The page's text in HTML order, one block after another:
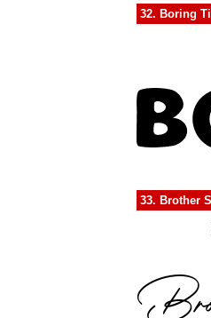
32. Boring
33. Brother